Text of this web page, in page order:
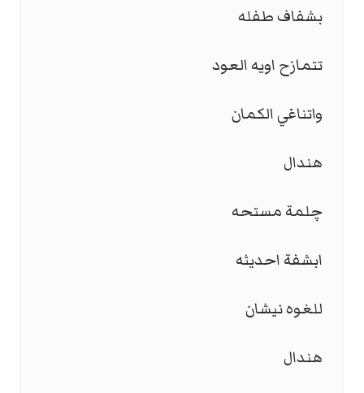
بشفاف طفله
تتمازح اويه العود
واتناغي الكمان
هندال
چلمة مستحه
ابشفة احديثه
للغوه نيشان
هندال